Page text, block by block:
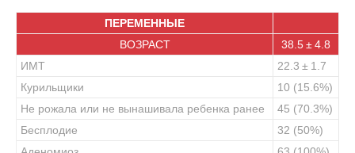
ПЕРЕМЕННЫЕ
ВОЗРАСТ
38.5 ± 4.8
ИМТ
22.3 ± 1.7
Курильщики
10 (15.6%)
Не рожала или не вынашивала ребенка ранее
45 (70.3%)
Бесплодие
32 (50%)